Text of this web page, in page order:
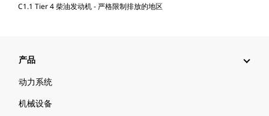
C1.1 Tier 4 柴油发动机 - 严格限制排放的地区
产品
动力系统
机械设备